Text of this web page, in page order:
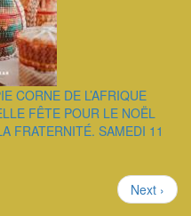
CORNE DE L’AFRIQUE
FÊTE POUR LE NOËL
FRATERNITÉ. SAMEDI 11
Page
suivante
Next ›